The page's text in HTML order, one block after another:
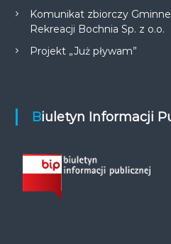
Komunikat zbiorczy
Rekreacji Bochnia Sp. z o.o.
Projekt „Już pływam”
Biuletyn Informacji